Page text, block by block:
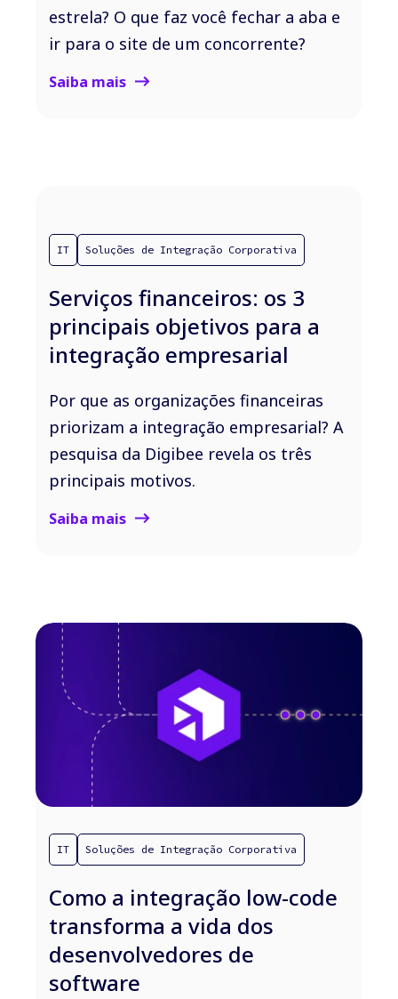
estrela? O que faz você fechar a aba e
ir para o site de um concorrente?
Saiba mais
IT Soluções de Integração Corporativa
Serviços financeiros: os 3
principais objetivos para a
integração empresarial
Por que as organizações financeiras
priorizam a integração empresarial? A
pesquisa da Digibee revela os três
principais motivos.
Saiba mais
IT Soluções de Integração Corporativa
Como a integração low-code
transforma a vida dos
desenvolvedores de
software